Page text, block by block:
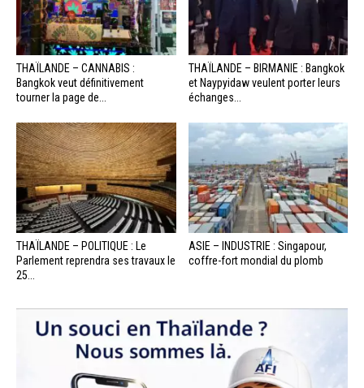
THAÏLANDE – CANNABIS :
Bangkok veut définitivement
tourner la page de...
THAÏLANDE – BIRMANIE : Bangkok
et Naypyidaw veulent porter leurs
échanges...
THAÏLANDE – POLITIQUE : Le
Parlement reprendra ses travaux le
25...
ASIE – INDUSTRIE : Singapour,
coffre-fort mondial du plomb